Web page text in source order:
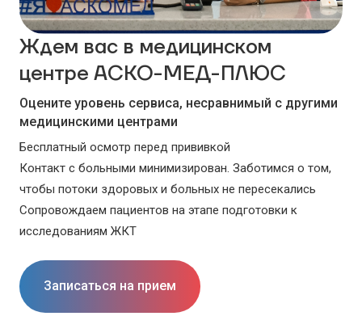
Ждем вас в медицинском
центре АСКО-МЕД-ПЛЮС
Оцените уровень сервиса, несравнимый с другими
медицинскими центрами
Бесплатный осмотр перед прививкой
Контакт с больными минимизирован. Заботимся о том,
чтобы потоки здоровых и больных не пересекались
Сопровождаем пациентов на этапе подготовки к
исследованиям ЖКТ
Записаться на прием